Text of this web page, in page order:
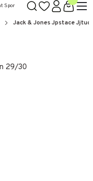
Jack & Jones Jpstace
29/30